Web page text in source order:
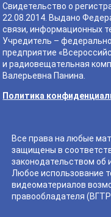
Свидетельство о
22.08.2014. Выдано
связи, информационных
Учредитель –
предприятие
и радиовещательная
Валерьевна Панина.
Политика
Все права на любые
защищены в
законодательством об
Любое использование
видеоматериалов
правообладателя